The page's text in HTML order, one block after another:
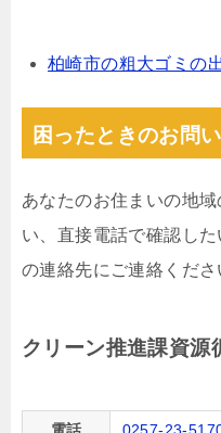
柏崎市の粗大ゴミの
困ったときのお問
あなたのお住まいの地
い、直接電話で確認し
の連絡先にご連絡くださ
クリーン推進課資源